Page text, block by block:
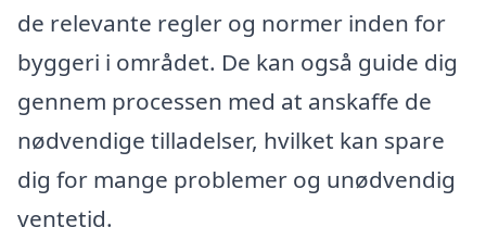
de relevante regler og normer inden for
byggeri i området. De kan også guide dig
gennem processen med at anskaffe de
nødvendige tilladelser, hvilket kan spare
dig for mange problemer og unødvendig
ventetid.